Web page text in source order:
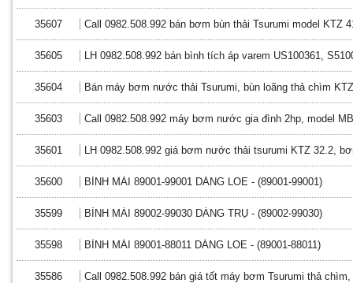
35607 Call 0982.508.992 bán bơm bùn thải Tsurumi model KTZ
35605 LH 0982.508.992 bán bình tích áp varem US100361,
35604 Bán máy bơm nước thải Tsurumi, bùn loãng thả chìm
35603 Call 0982.508.992 máy bơm nước gia đình 2hp, model
35601 LH 0982.508.992 giá bơm nước thải tsurumi KTZ 32.2,
35600 BÌNH MÀI 89001-99001 DÁNG LOE - (89001-99001)
35599 BÌNH MÀI 89002-99030 DÁNG TRỤ - (89002-99030)
35598 BÌNH MÀI 89001-88011 DÁNG LOE - (89001-88011)
35586 Call 0982.508.992 bán giá tốt máy bơm Tsurumi thả